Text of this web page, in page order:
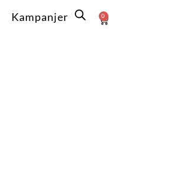
Kampanjer 0
Varukorg